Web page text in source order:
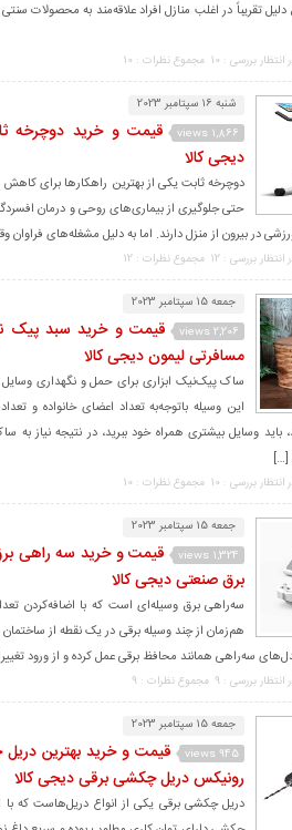
تقریباً در اغلب منازل افراد علاقه‌مند به
انتظار بررسی : 10 مجموع نظرات : 10
شنبه 16 سپتامبر 2023
1,866 views
قیمت و خرید دوچرخه
دیجی کالا
دوچرخه ثابت یکی از بهترین راهکارها برای
حتی جلوگیری از بیماری‌های روحی و درمان
در بیرون از منزل دارند. اما به دلیل مشغله‌های
انتظار بررسی : 12 مجموع نظرات : 12
جمعه 15 سپتامبر 2023
2,206 views
قیمت و خرید سبد پیک
مسافرتی لیمون دیجی کالا
ساک پیک‌نیک ابزاری برای حمل و نگهداری وسایل
این وسیله باتوجه‌به تعداد اعضای خانواده و
باید وسایل بیشتری همراه خود ببرید، در نتیجه
[…]
انتظار بررسی : 10 مجموع نظرات : 10
جمعه 15 سپتامبر 2023
1,324 views
قیمت و خرید سه راهی
برق صنعتی دیجی کالا
سه‌راهی برق وسیله‌ای است که با اضافه‌کردن
هم‌زمان از چند وسیله برقی در یک نقطه از
سه‌راهی همانند محافظ برقی عمل کرده و از ورود
انتظار بررسی : 9 مجموع نظرات : 9
جمعه 15 سپتامبر 2023
945 views
قیمت و خرید بهترین
رونیکس دریل چکشی برقی دیجی کالا
دریل چکشی برقی یکی از انواع دریل‌هاست که